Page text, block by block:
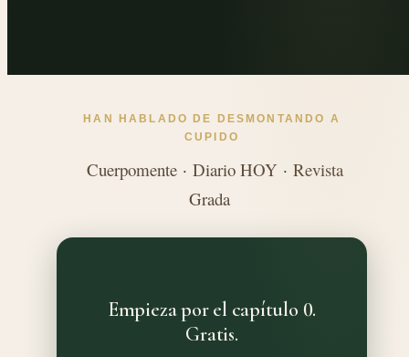
HAN HABLADO DE DESMONTANDO A
CUPIDO
Cuerpomente · Diario HOY · Revista
Grada
Empieza por el capítulo 0.
Gratis.